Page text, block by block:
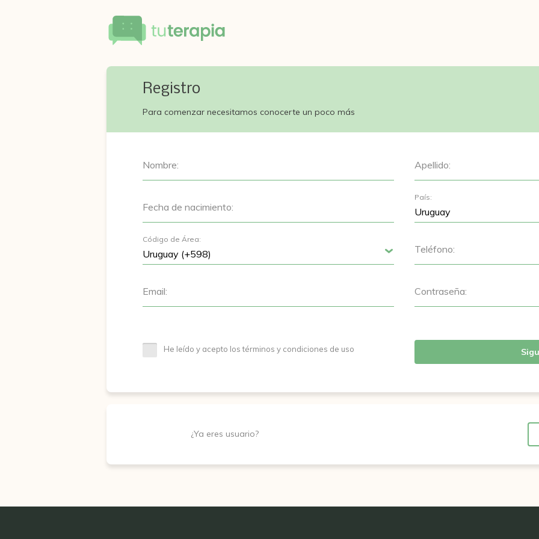
Registro
Para comenzar necesitamos conocerte un poco más
Nombre: Apellido:
Fecha de nacimiento:
País:
Código de Área:
Teléfono:
Email: Contraseña:
He leído y acepto los términos y condiciones de uso
¿Ya eres usuario?